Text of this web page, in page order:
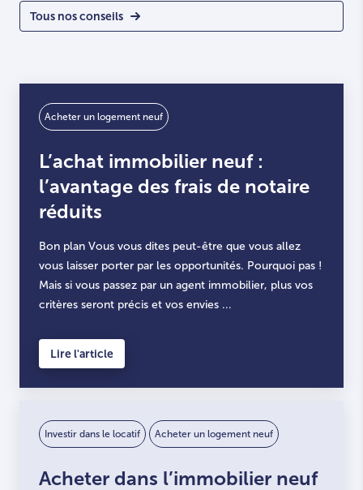
Tous nos conseils
Acheter un logement neuf
L’achat immobilier neuf :
l’avantage des frais de notaire
réduits
Bon plan Vous vous dites peut-être que vous allez
vous laisser porter par les opportunités. Pourquoi pas !
Mais si vous passez par un agent immobilier, plus vos
critères seront précis et vos envies ...
Lire l'article
Investir dans le locatif Acheter un logement neuf
Acheter dans l’immobilier neuf